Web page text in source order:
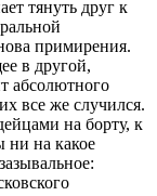
тянуть друг к
примирения.
в другой,
абсолютного
все же случился.
на борту, к
ни на какое